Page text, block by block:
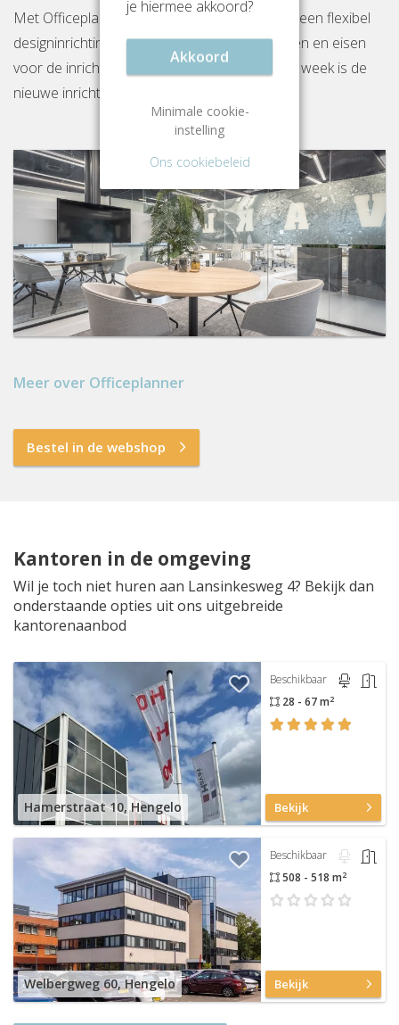
Met Officeplanner huur, huurkoop of koop je een flexibel
designinrichtingspakket op basis van je wensen en eisen
voor de inrichting van jouw kantoor. Binnen 1 week is de
nieuwe inrichting gereed op locatie.
Meer over Officeplanner
Bestel in de webshop
Kantoren in de omgeving
Wil je toch niet huren aan Lansinkesweg 4? Bekijk dan
onderstaande opties uit ons uitgebreide
kantorenaanbod
Hamerstraat 10, Hengelo
Beschikbaar
28 - 67 m2
Bekijk
Welbergweg 60, Hengelo
Beschikbaar
508 - 518 m2
Bekijk
je hiermee akkoord?
Akkoord
Minimale cookie-
instelling
Ons cookiebeleid